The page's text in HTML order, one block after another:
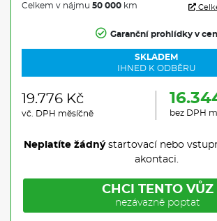
Celkem v nájmu 50 000 km
Garanční prohlídky v
SKLADEM
IHNED K ODBĚRU
19.776 Kč
vč. DPH měsíčně bez DPH
Neplatíte žádnýstartovací nebo
akontaci.
CHCI TENTO VŮZ
nezávazně poptat